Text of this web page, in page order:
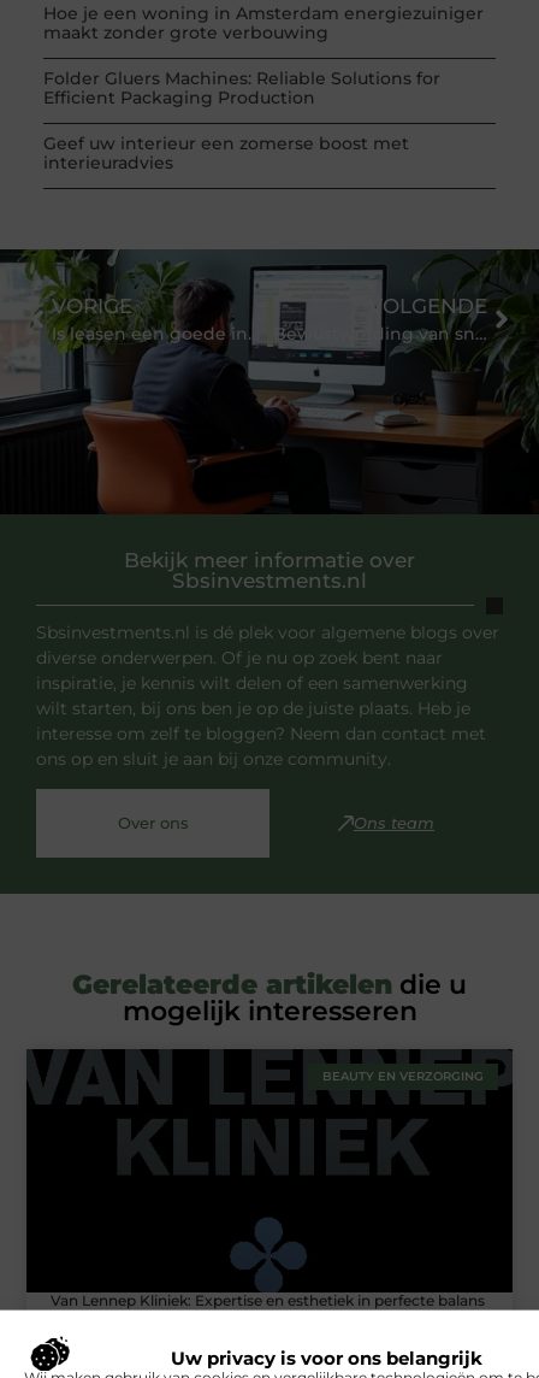
Uw privacy is voor ons belangrijk
Hoe je een woning in Amsterdam energiezuiniger
maakt zonder grote verbouwing
Folder Gluers Machines: Reliable Solutions for
Efficient Packaging Production
Geef uw interieur een zomerse boost met
interieuradvies
Bekijk meer informatie over
Sbsinvestments.nl
Sbsinvestments.nl is dé plek voor algemene blogs over
diverse onderwerpen. Of je nu op zoek bent naar
inspiratie, je kennis wilt delen of een samenwerking
wilt starten, bij ons ben je op de juiste plaats. Heb je
interesse om zelf te bloggen? Neem dan contact met
ons op en sluit je aan bij onze community.
Over ons Ons team
VORIGE
Is leasen een goede investering?
VOLGENDE
Bewustwording van snelheidslimieten dankzij snelheidsdisplays
Gerelateerde artikelen die u
mogelijk interesseren
BEAUTY EN VERZORGING
Van Lennep Kliniek: Expertise en esthetiek in perfecte balans